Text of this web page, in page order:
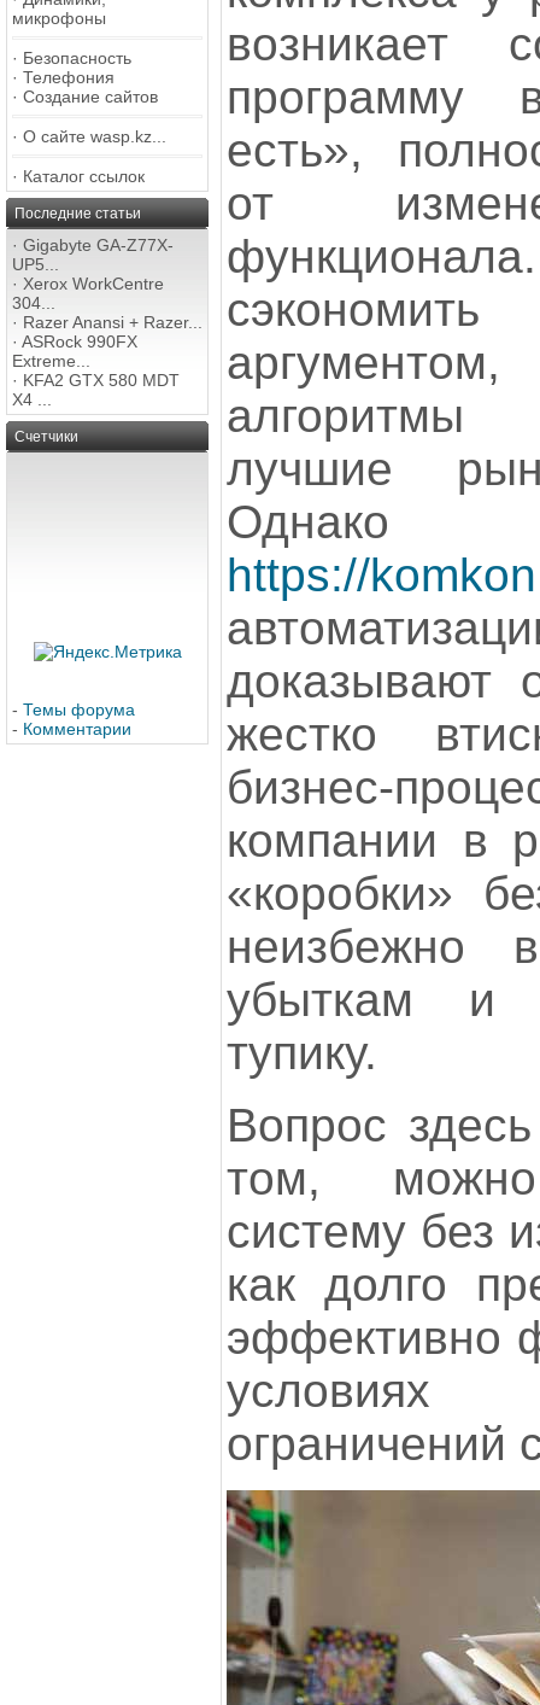
микрофоны
· Безопасность
· Телефония
· Создание сайтов
· О сайте wasp.kz...
· Каталог ссылок
Последние статьи
· Gigabyte GA-Z77X-
UP5...
· Xerox WorkCentre
304...
· Razer Anansi + Razer...
· ASRock 990FX
Extreme...
· KFA2 GTX 580 MDT
X4 ...
Счетчики
- Темы форума
- Комментарии
возникает
программу
есть»,
от
лучшие
https://
доказывают
жестко
бизнес-
компании в
«коробки»
неизбежно
убыткам и
тупику.
Вопрос
том,
систему без
как долго
эффективно
условиях
ограничений